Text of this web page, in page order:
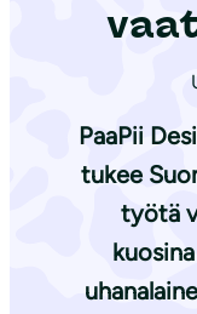
PaaPii
tukee
työtä